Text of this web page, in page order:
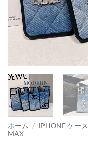
ホーム / IPHONE ケース
MAX